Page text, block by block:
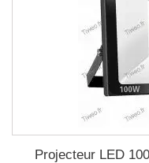
Projecteur LED